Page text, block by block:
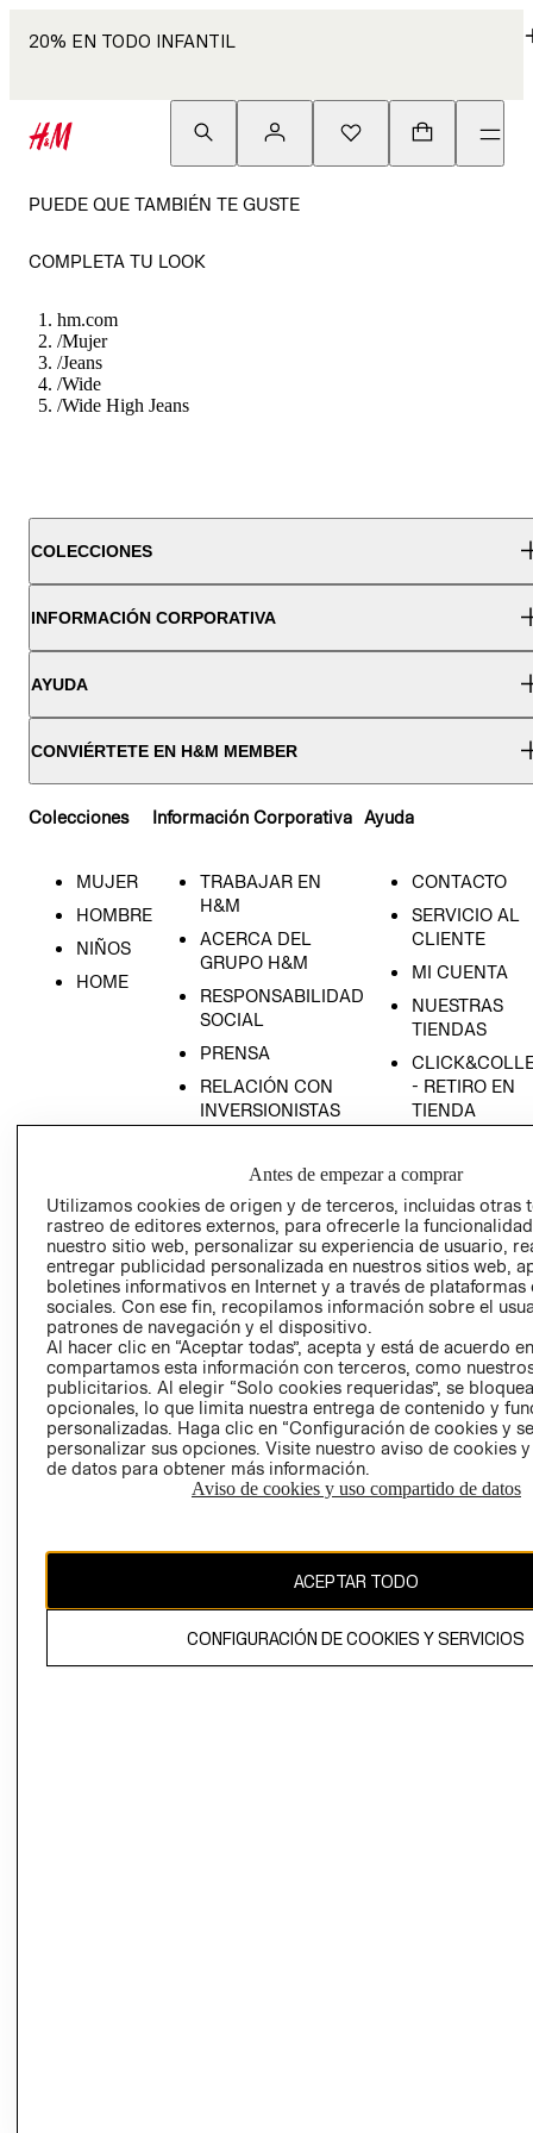
20% EN TODO INFANTIL
PUEDE QUE TAMBIÉN TE GUSTE
COMPLETA TU LOOK
hm.com
/Mujer
/Jeans
/Wide
/Wide High Jeans
COLECCIONES
INFORMACIÓN CORPORATIVA
AYUDA
CONVIÉRTETE EN H&M MEMBER
Colecciones
MUJER
HOMBRE
NIÑOS
HOME
Información Corporativa
TRABAJAR EN
H&M
ACERCA DEL
GRUPO H&M
RESPONSABILIDAD
SOCIAL
PRENSA
RELACIÓN CON
INVERSIONISTAS
EMPRESARIAL
Ayuda
CONTACTO
SERVICIO AL
CLIENTE
MI CUENTA
NUESTRAS
TIENDAS
- RETIRO EN
TIENDA
CONDICIONES
AVISO DE
PRIVACIDAD
GIFT CARD
AVISO DE
COOKIES
Chile ($)
El contenido de esta página web está protegido por copyright y es
propiedad de H&M Hennes & Mauritz AB.
Antes de empezar a comprar
Utilizamos cookies de origen y de terceros, incluidas otras
rastreo de editores externos, para ofrecerle la
nuestro sitio web, personalizar su experiencia de usuario,
entregar publicidad personalizada en nuestros sitios web,
boletines informativos en Internet y a través de plataformas
sociales. Con ese fin, recopilamos información sobre el
patrones de navegación y el dispositivo.
Al hacer clic en “Aceptar todas”, acepta y está de acuerdo
compartamos esta información con terceros, como
publicitarios. Al elegir “Solo cookies requeridas”, se
opcionales, lo que limita nuestra entrega de contenido y
personalizadas. Haga clic en “Configuración de cookies y
personalizar sus opciones. Visite nuestro aviso de cookies
de datos para obtener más información.
Aviso de cookies y uso compartido de datos
ACEPTAR TODO
CONFIGURACIÓN DE COOKIES Y SERVICIOS